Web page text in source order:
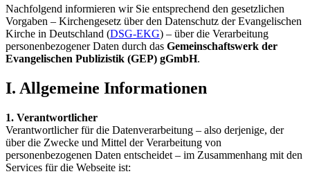
Nachfolgend informieren wir Sie entsprechend den gesetzlichen
Vorgaben – Kirchengesetz über den Datenschutz der Evangelischen
Kirche in Deutschland (DSG-EKG) – über die Verarbeitung
personenbezogener Daten durch das Gemeinschaftswerk der
Evangelischen Publizistik (GEP) gGmbH.
I. Allgemeine Informationen
1. Verantwortlicher
Verantwortlicher für die Datenverarbeitung – also derjenige, der
über die Zwecke und Mittel der Verarbeitung von
personenbezogenen Daten entscheidet – im Zusammenhang mit den
Services für die Webseite ist: